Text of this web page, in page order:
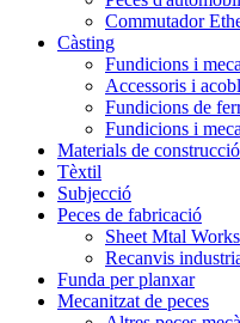
Commutador
Càsting
Fundicions i
Accessoris i
Fundicions de
Fundicions i
Materials de
Tèxtil
Subjecció
Peces de fabricació
Sheet Mtal Works
Recanvis
Funda per planxar
Mecanitzat de peces